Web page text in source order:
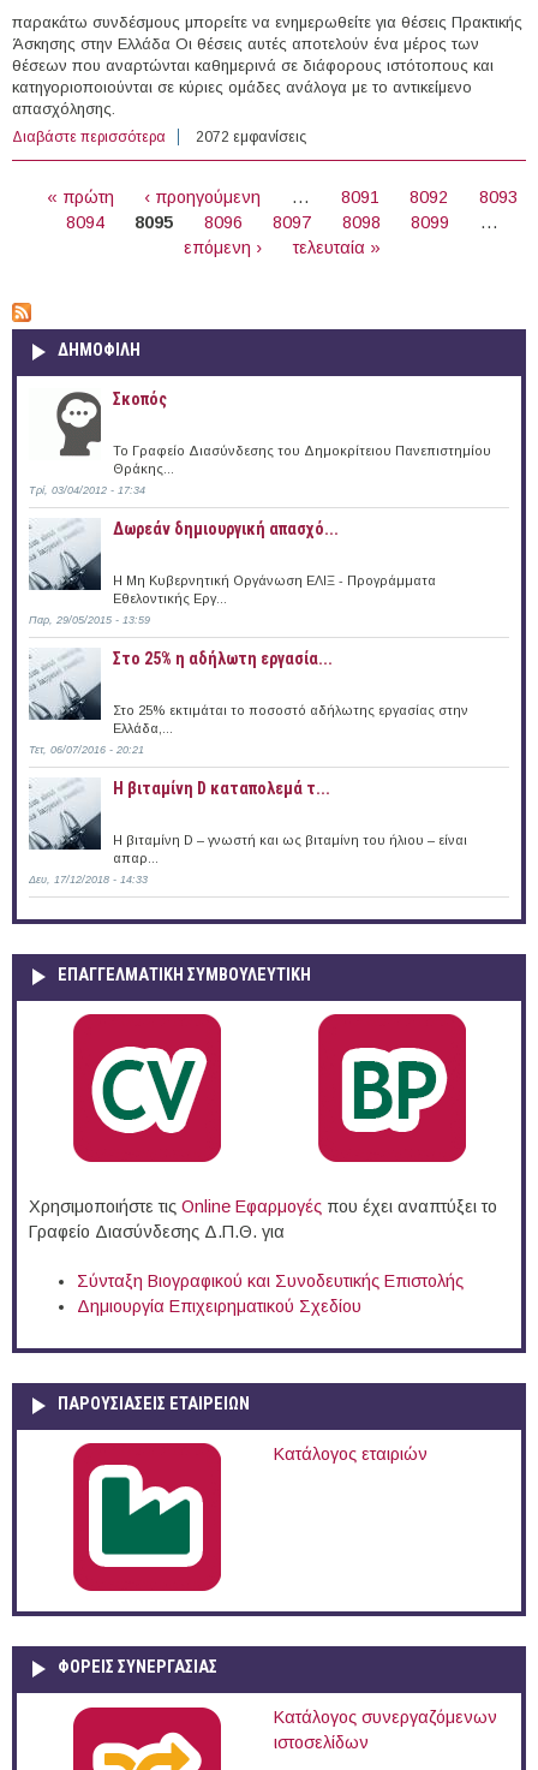
παρακάτω συνδέσμους μπορείτε να ενημερωθείτε για θέσεις Πρακτικής
Άσκησης στην Ελλάδα Οι θέσεις αυτές αποτελούν ένα μέρος των
θέσεων που αναρτώνται καθημερινά σε διάφορους ιστότοπους και
κατηγοριοποιούνται σε κύριες ομάδες ανάλογα με το αντικείμενο
απασχόλησης.
Διαβάστε περισσότερα για 8 θέσεις Πρακτικής Άσκησης στην Ελλάδα
(29/01/2015)
2072 εμφανίσεις
« πρώτη ‹ προηγούμενη … 8091 8092
8093
8094
8095 8096 8097 8098 8099
…
επόμενη ›
τελευταία »
ΔΗΜΟΦΙΛΗ
Σκοπός
Το Γραφείο Διασύνδεσης του Δημοκρίτειου Πανεπιστημίου
Θράκης...
Τρί, 03/04/2012 - 17:34
Δωρεάν δημιουργική απασχό...
Η Μη Κυβερνητική Οργάνωση ΕΛΙΞ - Προγράμματα
Εθελοντικής Εργ...
Παρ, 29/05/2015 - 13:59
Στο 25% η αδήλωτη εργασία...
Στο 25% εκτιμάται το ποσοστό αδήλωτης εργασίας στην
Ελλάδα,...
Τετ, 06/07/2016 - 20:21
Η βιταμίνη D καταπολεμά τ...
Η βιταμίνη D – γνωστή και ως βιταμίνη του ήλιου – είναι
απαρ...
Δευ, 17/12/2018 - 14:33
ΕΠΑΓΓΕΛΜΑΤΙΚΉ ΣΥΜΒΟΥΛΕΥΤΙΚΉ
Χρησιμοποιήστε τις Online Eφαρμογές που έχει αναπτύξει το
Γραφείο Διασύνδεσης Δ.Π.Θ. για
Σύνταξη Βιογραφικού και Συνοδευτικής Επιστολής
Δημιουργία Επιχειρηματικού Σχεδίου
ΠΑΡΟΥΣΙΆΣΕΙΣ ΕΤΑΙΡΕΙΏΝ
Κατάλογος εταιριών
ΦΟΡΕΙΣ ΣΥΝΕΡΓΑΣΙΑΣ
Κατάλογος συνεργαζόμενων
ιστοσελίδων